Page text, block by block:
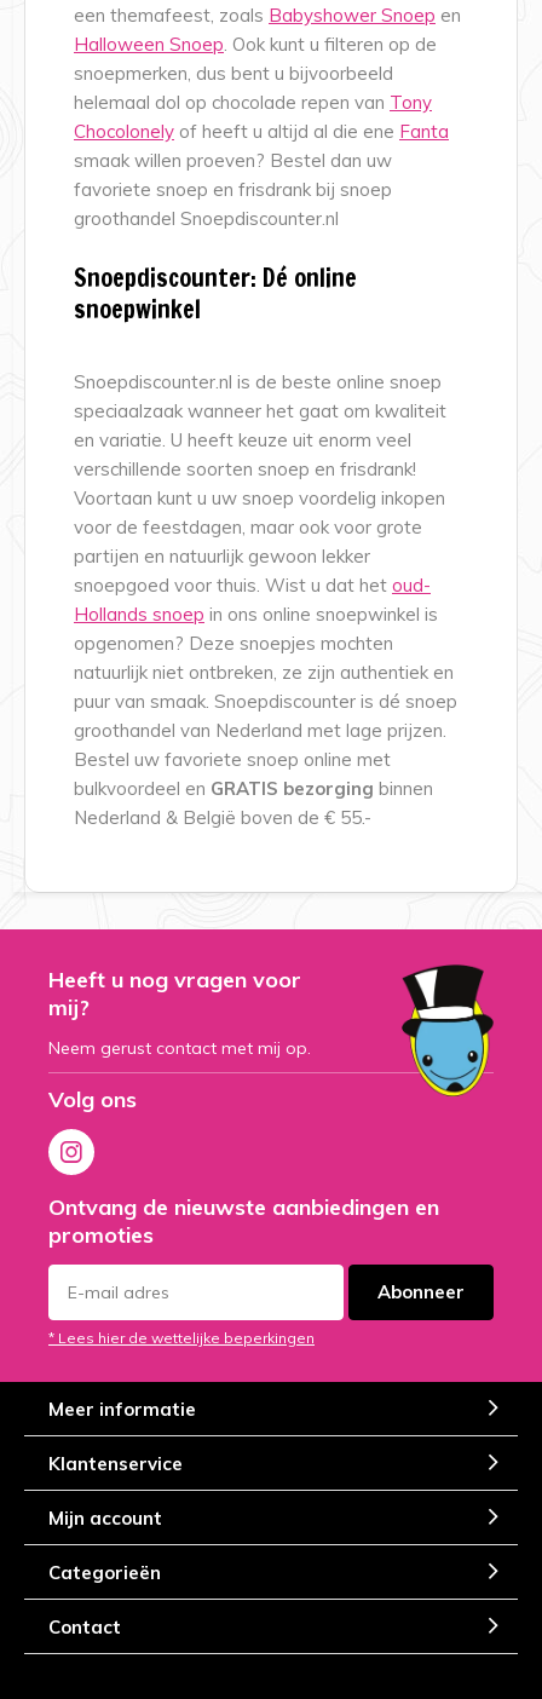
een themafeest, zoals Babyshower Snoep en
Halloween Snoep. Ook kunt u filteren op de
snoepmerken, dus bent u bijvoorbeeld
helemaal dol op chocolade repen van Tony
Chocolonely of heeft u altijd al die ene Fanta
smaak willen proeven? Bestel dan uw
favoriete snoep en frisdrank bij snoep
groothandel Snoepdiscounter.nl
Snoepdiscounter: Dé online
snoepwinkel
Snoepdiscounter.nl is de beste online snoep
speciaalzaak wanneer het gaat om kwaliteit
en variatie. U heeft keuze uit enorm veel
verschillende soorten snoep en frisdrank!
Voortaan kunt u uw snoep voordelig inkopen
voor de feestdagen, maar ook voor grote
partijen en natuurlijk gewoon lekker
snoepgoed voor thuis. Wist u dat het oud-
Hollands snoep in ons online snoepwinkel is
opgenomen? Deze snoepjes mochten
natuurlijk niet ontbreken, ze zijn authentiek en
puur van smaak. Snoepdiscounter is dé snoep
groothandel van Nederland met lage prijzen.
Bestel uw favoriete snoep online met
bulkvoordeel en GRATIS bezorging binnen
Nederland & België boven de € 55.-
Heeft u nog vragen voor
mij?
Neem gerust contact met mij op.
Volg ons
Ontvang de nieuwste aanbiedingen en
promoties
Abonneer
* Lees hier de wettelijke beperkingen
Meer informatie
Klantenservice
Mijn account
Categorieën
Contact